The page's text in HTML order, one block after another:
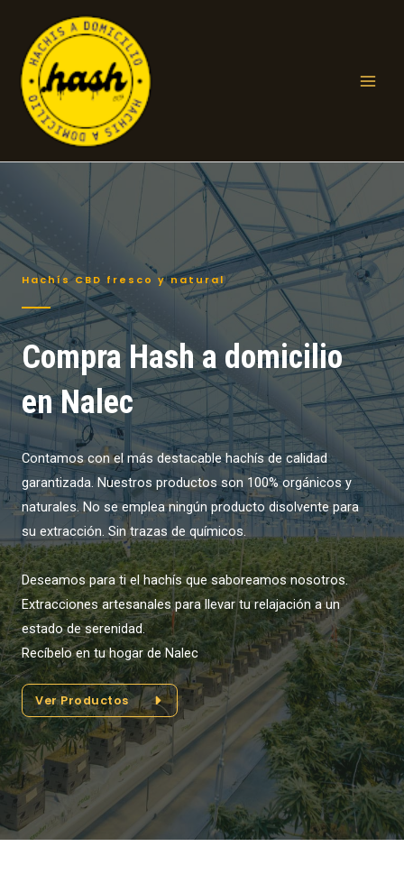
contenido
Hachís CBD fresco y natural
Compra Hash a domicilio
en Nalec
Contamos con el más destacable hachís de calidad
garantizada. Nuestros productos son 100% orgánicos y
naturales. No se emplea ningún producto disolvente para
su extracción. Sin trazas de químicos.
Deseamos para ti el hachís que saboreamos nosotros.
Extracciones artesanales para llevar tu relajación a un
estado de serenidad.
Recíbelo en tu hogar de Nalec
Ver Productos